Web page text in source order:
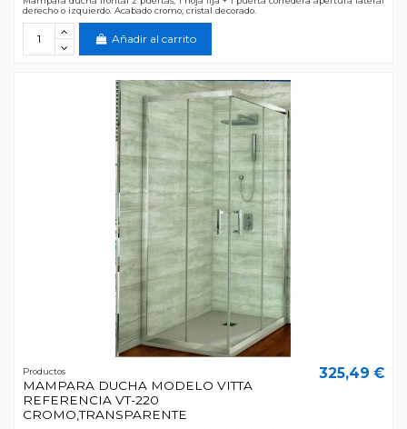
derecho o izquierdo. Acabado cromo, cristal decorado.
Añadir al carrito
Productos
MAMPARA DUCHA MODELO VITTA
REFERENCIA VT-220
CROMO,TRANSPARENTE
325,49 €